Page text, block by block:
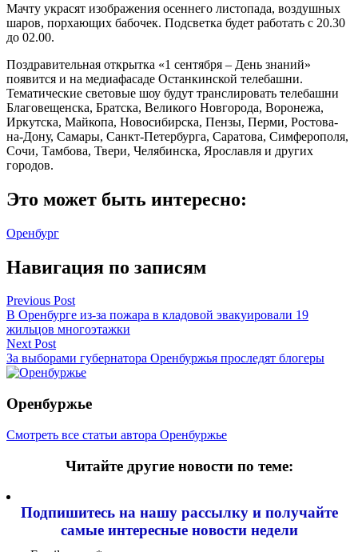
Мачту украсят изображения осеннего листопада, воздушных
шаров, порхающих бабочек. Подсветка будет работать с 20.30
до 02.00.
Поздравительная открытка «1 сентября – День знаний»
появится и на медиафасаде Останкинской телебашни.
Тематические световые шоу будут транслировать телебашни
Благовещенска, Братска, Великого Новгорода, Воронежа,
Иркутска, Майкопа, Новосибирска, Пензы, Перми, Ростова-
на-Дону, Самары, Санкт-Петербурга, Саратова, Симферополя,
Сочи, Тамбова, Твери, Челябинска, Ярославля и других
городов.
Это может быть интересно:
Оренбург
Навигация по записям
Previous Post
В Оренбурге из-за пожара в кладовой эвакуировали 19
жильцов многоэтажки
Next Post
За выборами губернатора Оренбуржья проследят блогеры
Оренбуржье
Смотреть все статьи автора Оренбуржье
Читайте другие новости по теме:
Подпишитесь на нашу рассылку и получайте
самые интересные новости недели